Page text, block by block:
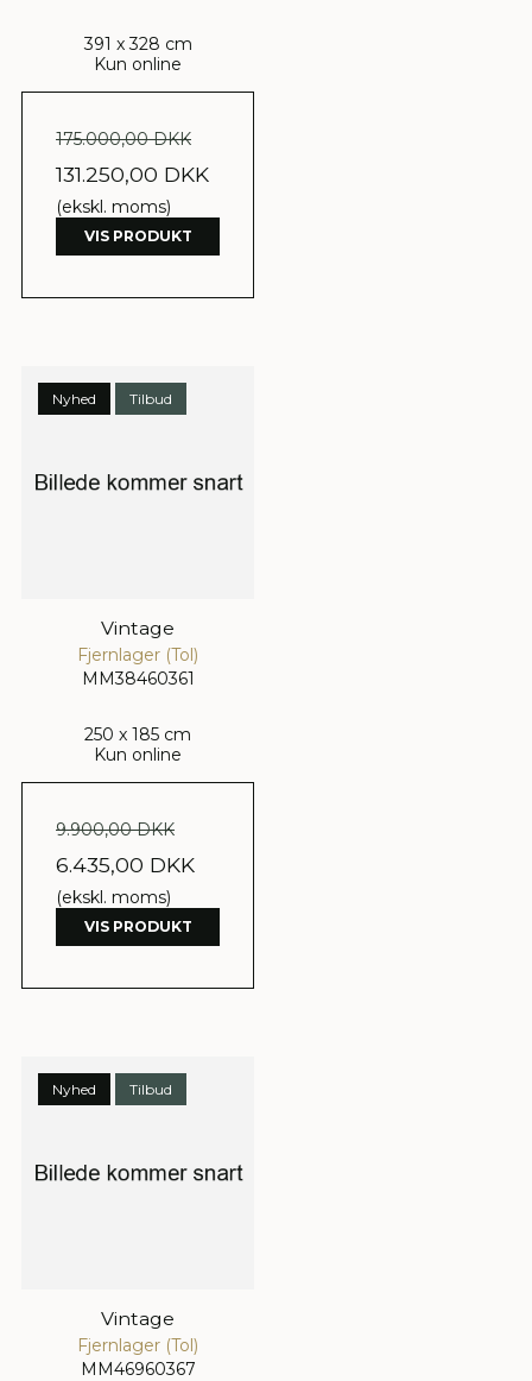
391 x 328 cm
Kun online
175.000,00 DKK
131.250,00 DKK
(ekskl. moms)
VIS PRODUKT
Nyhed Tilbud
Vintage
Fjernlager (Tol)
MM38460361
250 x 185 cm
Kun online
9.900,00 DKK
6.435,00 DKK
(ekskl. moms)
VIS PRODUKT
Nyhed Tilbud
Vintage
Fjernlager (Tol)
MM46960367